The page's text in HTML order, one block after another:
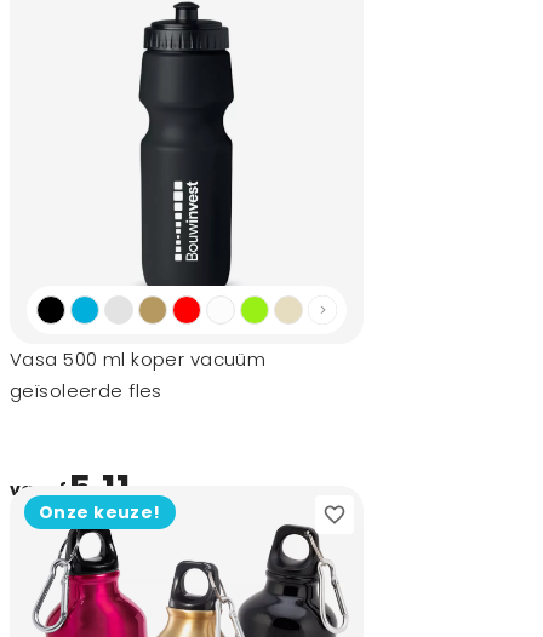
Vasa 500 ml koper vacuüm
geïsoleerde fles
vanaf5,11
Onze keuze!